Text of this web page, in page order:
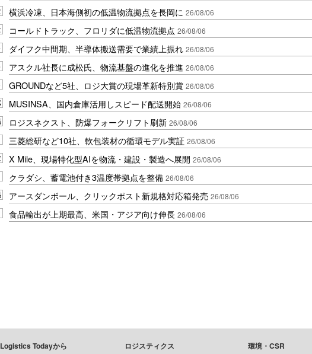
横浜冷凍、日本海側初の低温物流拠点を長岡に 26/08/06
コールドトラック、フロリダに低温物流拠点 26/08/06
ダイフク中間期、半導体搬送需要で業績上振れ 26/08/06
アスクル社長に成松氏、物流基盤の進化を推進 26/08/06
GROUNDなど5社、ロジ大賞の現場革新特別賞 26/08/06
MUSINSA、国内倉庫活用しスピード配送開始 26/08/06
ロジスネクスト、防爆フォークリフト刷新 26/08/06
三菱総研など10社、軟包装材の循環モデル実証 26/08/06
X Mile、現場特化型AIを物流・建設・製造へ展開 26/08/06
クラダシ、蓄電池付き3温度帯拠点を整備 26/08/06
アースダンボール、クリックポスト新規格対応箱発売 26/08/06
食品輸出が上期最高、米国・アジア向け伸長 26/08/06
Logistics Todayから ロジスティクス 環境・CSR